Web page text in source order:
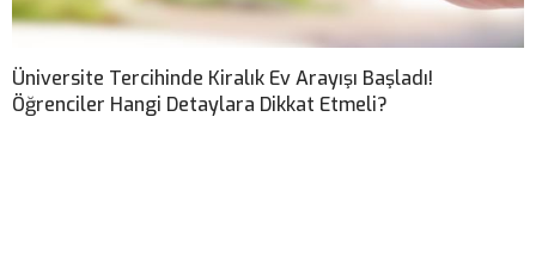
Üniversite Tercihinde Kiralık Ev Arayışı Başladı!
Öğrenciler Hangi Detaylara Dikkat Etmeli?